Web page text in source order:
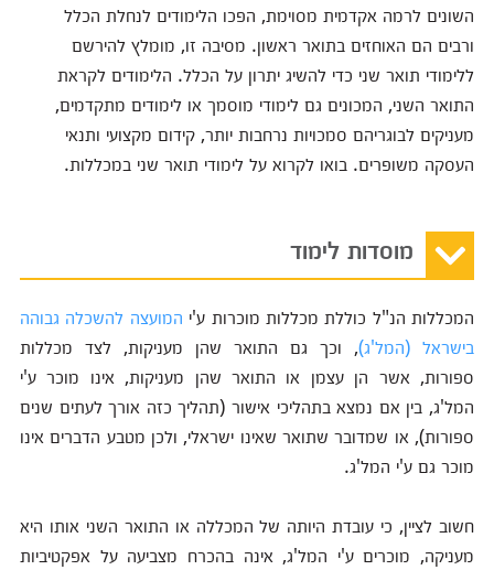
השונים לרמה אקדמית מסוימת, הפכו הלימודים לנחלת הכלל
ורבים הם האוחזים בתואר ראשון. מסיבה זו, מומלץ להירשם
ללימודי תואר שני כדי להשיג יתרון על הכלל. הלימודים לקראת
התואר השני, המכונים גם לימודי מוסמך או לימודים מתקדמים,
מעניקים לבוגריהם סמכויות נרחבות יותר, קידום מקצועי ותנאי
העסקה משופרים. בואו לקרוא על לימודי תואר שני במכללות.
מוסדות לימוד
המכללות הנ"ל כוללת מכללות מוכרות ע'י המועצה להשכלה גבוהה
בישראל (המל'ג), וכך גם התואר שהן מעניקות, לצד מכללות
ספורות, אשר הן עצמן או התואר שהן מעניקות, אינו מוכר ע'י
המל'ג, בין אם נמצא בתהליכי אישור (תהליך כזה אורך לעתים שנים
ספורות), או שמדובר שתואר שאינו ישראלי, ולכן מטבע הדברים אינו
מוכר גם ע'י המל'ג.
חשוב לציין, כי עובדת היותה של המכללה או התואר השני אותו היא
מעניקה, מוכרים ע'י המל'ג, אינה בהכרח מצביעה על אפקטיביות